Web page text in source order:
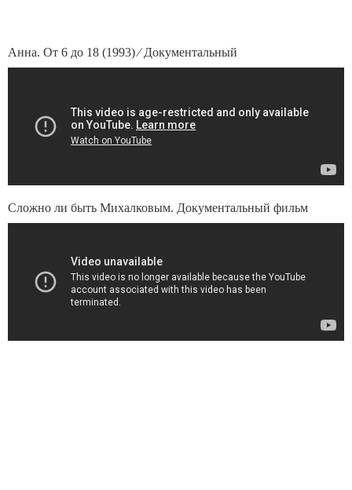
Анна. От 6 до 18 (1993) ⁄ Документальный
Сложно ли быть Михалковым. Документальный фильм